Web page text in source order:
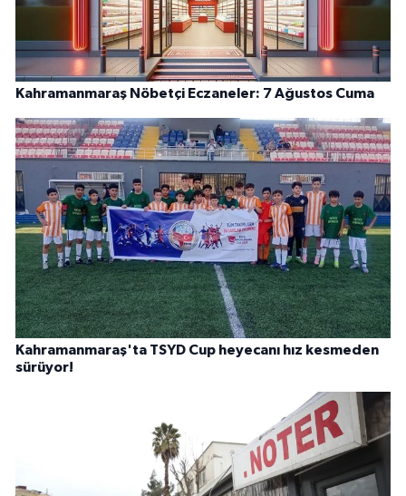
Kahramanmaraş Nöbetçi Eczaneler: 7 Ağustos Cuma
Kahramanmaraş'ta TSYD Cup heyecanı hız kesmeden
sürüyor!